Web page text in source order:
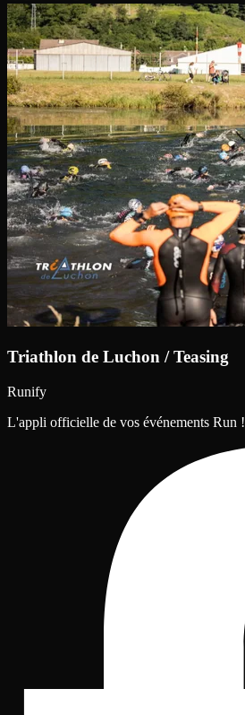
Triathlon de Luchon / Teasing
Runify
L'appli officielle de vos événements Run !